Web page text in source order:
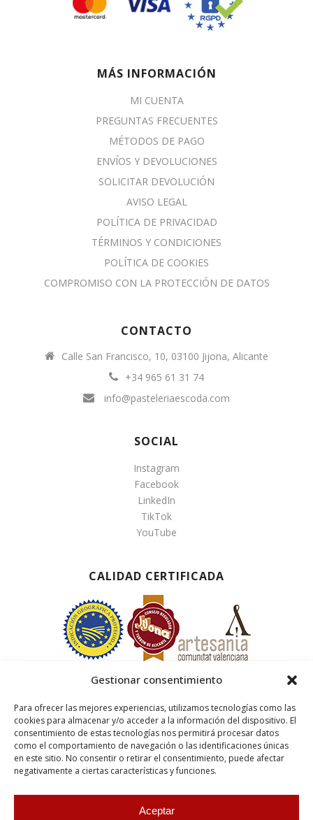
Gestionar consentimiento
Para ofrecer las mejores experiencias, utilizamos tecnologías como las
cookies para almacenar y/o acceder a la información del dispositivo. El
consentimiento de estas tecnologías nos permitirá procesar datos
como el comportamiento de navegación o las identificaciones únicas
en este sitio. No consentir o retirar el consentimiento, puede afectar
negativamente a ciertas características y funciones.
Aceptar
MÁS INFORMACIÓN
MI CUENTA
PREGUNTAS FRECUENTES
MÉTODOS DE PAGO
ENVÍOS Y DEVOLUCIONES
SOLICITAR DEVOLUCIÓN
AVISO LEGAL
POLÍTICA DE PRIVACIDAD
TÉRMINOS Y CONDICIONES
POLÍTICA DE COOKIES
COMPROMISO CON LA PROTECCIÓN DE DATOS
CONTACTO
Calle San Francisco, 10, 03100 Jijona, Alicante
+34 965 61 31 74
info@pasteleriaescoda.com
SOCIAL
Instagram
Facebook
LinkedIn
TikTok
YouTube
CALIDAD CERTIFICADA